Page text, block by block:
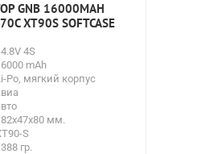
GNB 16000MAH
XT90S SOFTCASE
4S
mAh
Po, мягкий корпус
мм.
S
гр.